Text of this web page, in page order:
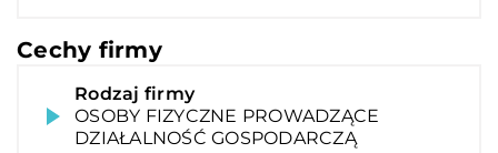
Cechy firmy
Rodzaj firmy
OSOBY FIZYCZNE PROWADZĄCE
DZIAŁALNOŚĆ GOSPODARCZĄ